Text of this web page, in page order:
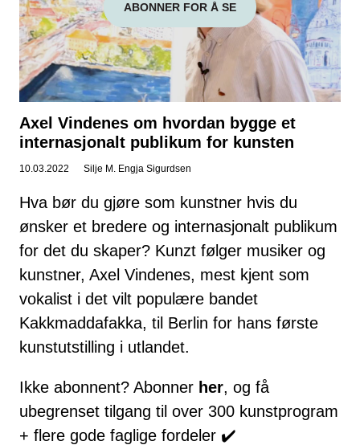
ABONNER FOR Å SE
Axel Vindenes om hvordan bygge et
internasjonalt publikum for kunsten
10.03.2022 Silje M. Engja Sigurdsen
Hva bør du gjøre som kunstner hvis du
ønsker et bredere og internasjonalt publikum
for det du skaper? Kunzt følger musiker og
kunstner, Axel Vindenes, mest kjent som
vokalist i det vilt populære bandet
Kakkmaddafakka, til Berlin for hans første
kunstutstilling i utlandet.
Ikke abonnent? Abonner her, og få
ubegrenset tilgang til over 300 kunstprogram
+ flere gode faglige fordeler ✔️